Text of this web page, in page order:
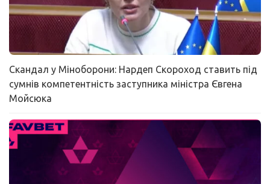
Скандал у Міноборони: Нардеп Скороход ставить під
сумнів компетентність заступника міністра Євгена
Мойсюка